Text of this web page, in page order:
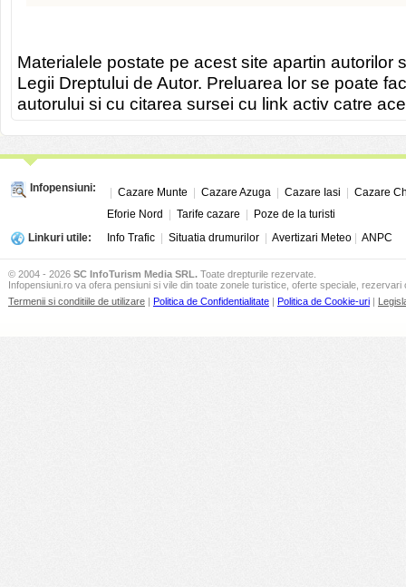
Materialele postate pe acest site apartin autorilor
Legii Dreptului de Autor. Preluarea lor se poate
autorului si cu citarea sursei cu link activ catre
Infopensiuni: Cazare Munte Cazare Azuga Cazare Iasi
Cazare
Eforie Nord
Tarife cazare
Poze de la turisti
Linkuri utile:
Info Trafic Situatia drumurilor Avertizari Meteo ANPC
© 2004 - 2026 SC InfoTurism Media SRL. Toate drepturile rezervate.
Infopensiuni.ro va ofera pensiuni si vile din toate zonele turistice, oferte speciale, rezervari
Termenii si conditiile de utilizare | Politica de Confidentialitate | Politica de Cookie-uri |